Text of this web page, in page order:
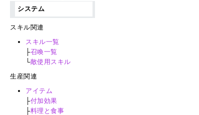
システム
スキル関連
スキル一覧
├召喚一覧
└敵使用スキル
生産関連
アイテム
├付加効果
├料理と食事